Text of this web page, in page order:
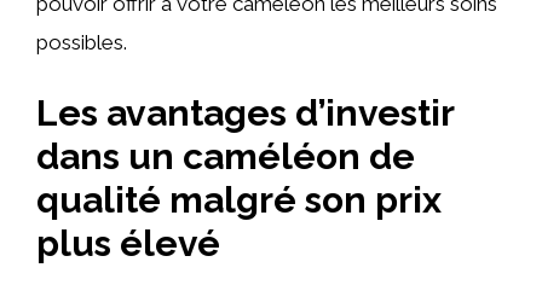
possibles.
Les avantages d’investir
dans un caméléon de
qualité malgré son prix
plus élevé